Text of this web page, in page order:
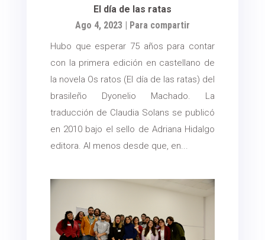
El día de las ratas
Ago 4, 2023
Para compartir
Hubo que esperar 75 años para contar
con la primera edición en castellano de
la novela Os ratos (El día de las ratas) del
brasileño Dyonelio Machado. La
traducción de Claudia Solans se publicó
en 2010 bajo el sello de Adriana Hidalgo
editora. Al menos desde que, en...